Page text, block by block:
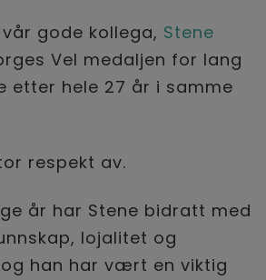
gode kollega, Stene
Vel medaljen for lang
etter hele 27 år i samme
respekt av.
år har Stene bidratt med
lojalitet og
han har vært en viktig